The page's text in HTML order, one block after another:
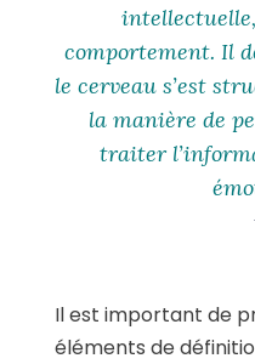
comportement. Il
le cerveau s’est
la manière de
traiter
Il est important de
éléments de